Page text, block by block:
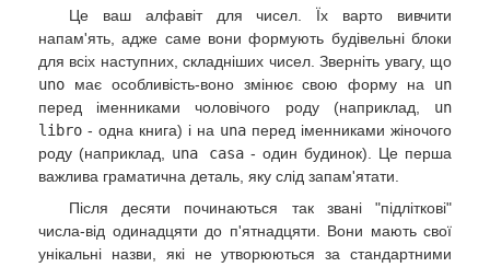
Це ваш алфавіт для чисел. Їх варто вивчити
напам'ять, адже саме вони формують будівельні блоки
для всіх наступних, складніших чисел. Зверніть увагу, що
uno має особливість-воно змінює свою форму на un
перед іменниками чоловічого роду (наприклад, un
libro - одна книга) і на una перед іменниками жіночого
роду (наприклад, una casa - один будинок). Це перша
важлива граматична деталь, яку слід запам'ятати.
Після десяти починаються так звані "підліткові"
числа-від одинадцяти до п'ятнадцяти. Вони мають свої
унікальні назви, які не утворюються за стандартними